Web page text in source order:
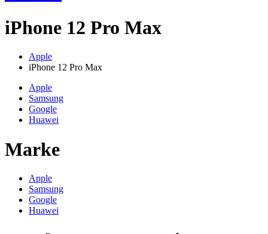
iPhone 12 Pro Max
Apple
iPhone 12 Pro Max
Apple
Samsung
Google
Huawei
Marke
Apple
Samsung
Google
Huawei